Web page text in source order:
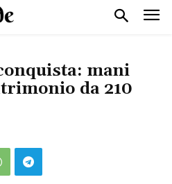
mani
da 210